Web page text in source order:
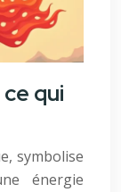
qui
symbolise
énergie